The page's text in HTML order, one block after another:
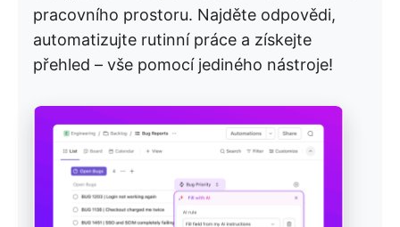
pracovního prostoru. Najděte odpovědi,
automatizujte rutinní práce a získejte
přehled – vše pomocí jediného nástroje!